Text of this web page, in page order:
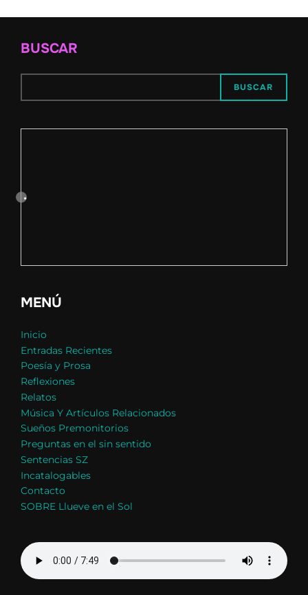
BUSCAR
BUSCAR
MENÚ
Inicio
Entradas Recientes
Poesía y Prosa
Reflexiones
Relatos
Música Y Artículos Relacionados
Sueños Premonitorios
Preguntas en el sin sentido
Sentencias SZ
Incatalogables
Contacto
SOBRE Llueve en el Sol